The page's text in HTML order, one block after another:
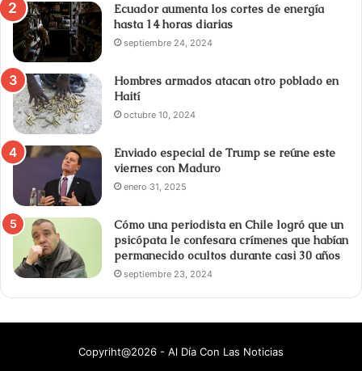
Ecuador aumenta los cortes de energía
hasta 14 horas diarias
septiembre 24, 2024
Hombres armados atacan otro poblado en
Haití
octubre 10, 2024
Enviado especial de Trump se reúne este
viernes con Maduro
enero 31, 2025
Cómo una periodista en Chile logró que un
psicópata le confesara crímenes que habían
permanecido ocultos durante casi 30 años
septiembre 23, 2024
Copyriht@2026 - Al Día Con Las Noticias